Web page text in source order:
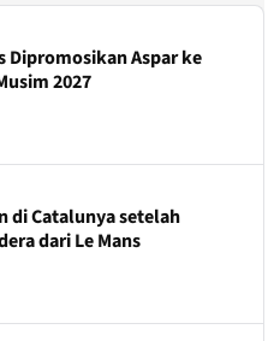
Dipromosikan Aspar ke
2027
di Catalunya setelah
dari Le Mans